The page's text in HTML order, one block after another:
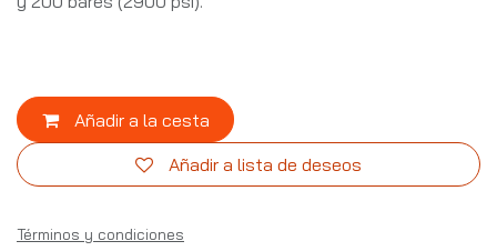
Añadir a la cesta
Añadir a lista de deseos
Términos y condiciones